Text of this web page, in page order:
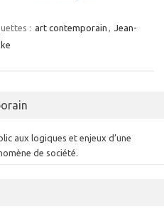
: art contemporain , Jean-
aux logiques et enjeux d’une
de société.